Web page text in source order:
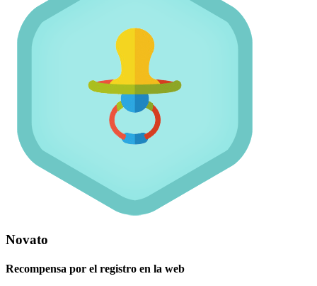
Novato
Recompensa por el registro en la web